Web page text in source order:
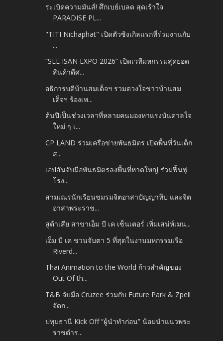
ระเบิดความมันส์! ศึกเบย์เบลด สุดเร้าใจ
PARADISE PL...
"TITI Nichaphat" เปิดตัวซิงเกิลแรกที่ร่วมงานกับ
...
“SEE ISAN EXPO 2026” เปิดเวทีมหกรรมสุดยอด
สินค้าดีศ...
อธิการบดีบ้านสมเด็จฯ รวมดวงใจชาวบ้านสม
เด็จฯ ร้องเพ...
ต้นปีเป็นช่วงเวลาที่หลายคนมองหาแรงบันดาลใจ
ใหม่ ๆ เ...
CP LAND ร่วมเครือข่ายพันธมิตร เปิดพื้นที่วันเด็ก
ส...
เอปสันจับมือพันธมิตรลงพื้นที่หาดใหญ่ ร่วมฟื้นฟู
โรง...
สามเณรนักเรียนชมรมจิตอาสาปัญญาทึป และจิต
อาสาพระราช...
สู่ต้าเสีย สาขาเอ็ม บี เค เซ็นเตอร์ เพิ่มเสน่ห์เมน...
เอ็ม บี เค ชวนจับตา 5 ที่สุดในงานมหกรรมเรือ
Riverd...
Thai Animation to the World ก้าวสำคัญของ
Out Of th...
T&B จับมือ Cruzee ร่วมกับ Future Park & Zpell
จัดก...
ปทุมธานี Kick Off “ผู้นำทำก่อน” น้อมนำแนวพระ
ราชดำร...